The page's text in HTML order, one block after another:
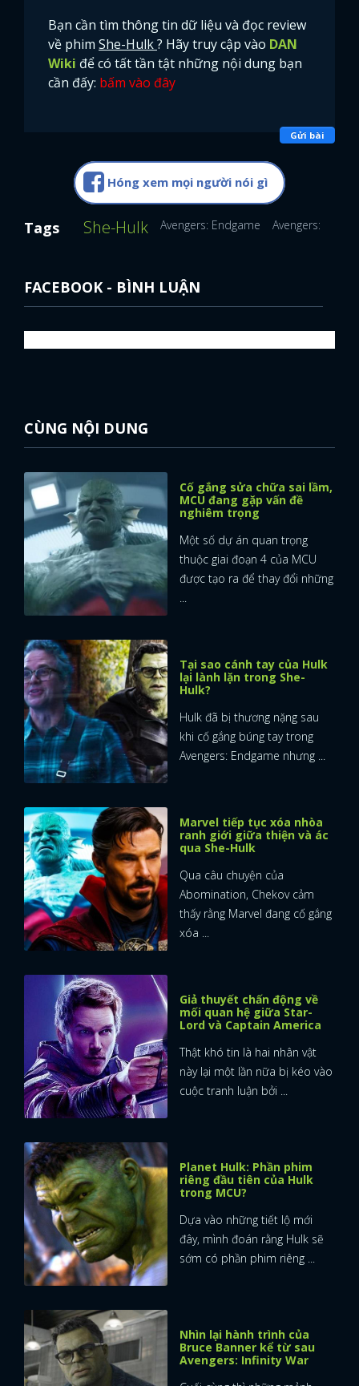
x
ĐĂNG NHẬP
Bạn cần tìm thông tin dữ liệu và đọc review
về phim She-Hulk? Hãy truy cập vào DAN
Wiki để có tất tần tật những nội dung bạn
cần đấy: bấm vào đây
Gửi bài
Hóng xem mọi người nói gì
Tags She-Hulk Avengers: Endgame Avengers: Infinity
FACEBOOK - BÌNH LUẬN
CÙNG NỘI DUNG
Cố gắng sửa chữa sai lầm,
MCU đang gặp vấn đề
nghiêm trọng
Một số dự án quan trọng
thuộc giai đoạn 4 của MCU
được tạo ra để thay đổi những
...
Tại sao cánh tay của Hulk
lại lành lặn trong She-
Hulk?
Hulk đã bị thương nặng sau
khi cố gắng búng tay trong
Avengers: Endgame nhưng ...
Marvel tiếp tục xóa nhòa
ranh giới giữa thiện và ác
qua She-Hulk
Qua câu chuyện của
Abomination, Chekov cảm
thấy rằng Marvel đang cố gắng
xóa ...
Giả thuyết chấn động về
mối quan hệ giữa Star-
Lord và Captain America
Thật khó tin là hai nhân vật
này lại một lần nữa bị kéo vào
cuộc tranh luận bởi ...
Planet Hulk: Phần phim
riêng đầu tiên của Hulk
trong MCU?
Dựa vào những tiết lộ mới
đây, mình đoán rằng Hulk sẽ
sớm có phần phim riêng ...
Nhìn lại hành trình của
Bruce Banner kể từ sau
Avengers: Infinity War